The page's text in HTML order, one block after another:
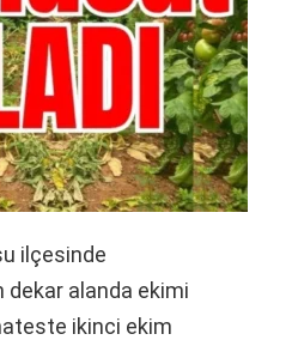
ilçesinde
dekar alanda ekimi
ikinci ekim